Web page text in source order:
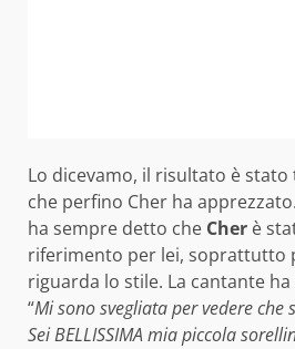
Lo dicevamo, il risultato è
che perfino Cher ha apprezzato.
ha sempre detto che Cher è
riferimento per lei, soprattutto
riguarda lo stile. La cantante
“Mi sono svegliata per vedere che
Sei BELLISSIMA mia piccola